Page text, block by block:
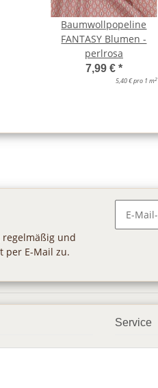
Baumwollpopeline
FANTASY Blumen -
perlrosa
7,99 € *
5,40 € pro 1 m2
regelmäßig und
per E-Mail zu.
Service